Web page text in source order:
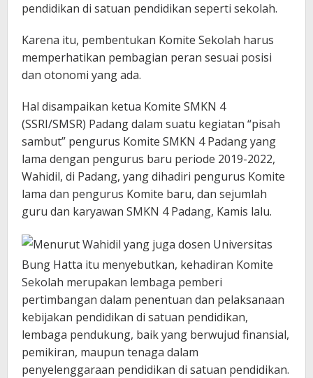
pendidikan di satuan pendidikan seperti sekolah.
Karena itu, pembentukan Komite Sekolah harus
memperhatikan pembagian peran sesuai posisi
dan otonomi yang ada.
Hal disampaikan ketua Komite SMKN 4
(SSRI/SMSR) Padang dalam suatu kegiatan “pisah
sambut” pengurus Komite SMKN 4 Padang yang
lama dengan pengurus baru periode 2019-2022,
Wahidil, di Padang, yang dihadiri pengurus Komite
lama dan pengurus Komite baru, dan sejumlah
guru dan karyawan SMKN 4 Padang, Kamis lalu.
Menurut Wahidil yang juga dosen Universitas
Bung Hatta itu menyebutkan, kehadiran Komite
Sekolah merupakan lembaga pemberi
pertimbangan dalam penentuan dan pelaksanaan
kebijakan pendidikan di satuan pendidikan,
lembaga pendukung, baik yang berwujud finansial,
pemikiran, maupun tenaga dalam
penyelenggaraan pendidikan di satuan pendidikan.